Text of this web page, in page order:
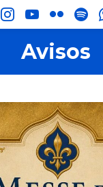
instagram
youtube
flickr
Avisos